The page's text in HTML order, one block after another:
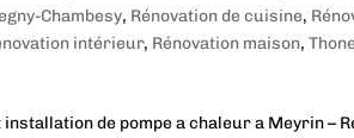
Chambesy, Rénovation de cuisine,
intérieur, Rénovation maison,
de pompe a chaleur a Meyrin –